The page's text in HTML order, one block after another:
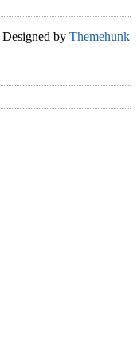
Designed by Themehunk